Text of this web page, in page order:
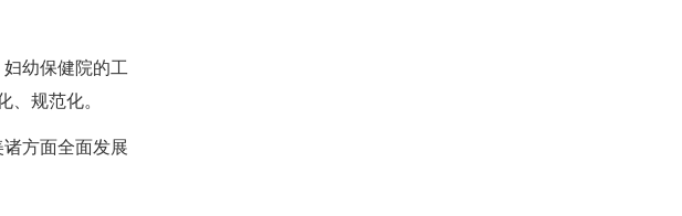
幼保健院的工
规范化。
方面全面发展